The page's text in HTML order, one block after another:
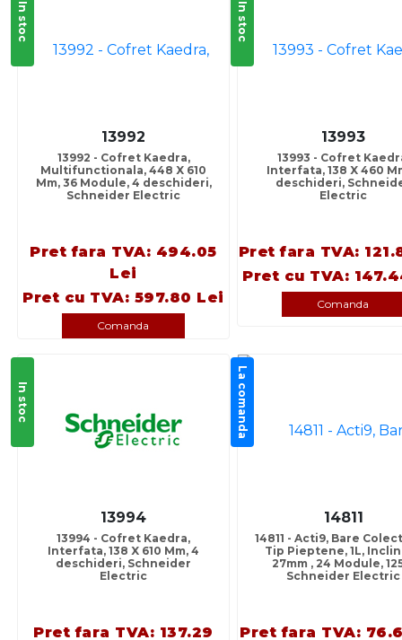
In stoc
13992
13992 - Cofret Kaedra,
Multifunctionala, 448 X 610
Mm, 36 Module, 4 deschideri,
Schneider Electric
Pret fara TVA: 494.05
Lei
Pret cu TVA: 597.80 Lei
Comanda
In stoc
13993
13993 - Cofret
Interfata, 138 X 460
deschideri,
Electric
Pret fara TVA:
Pret cu TVA:
Comanda
In stoc
13994
13994 - Cofret Kaedra,
Interfata, 138 X 610 Mm, 4
deschideri, Schneider
Electric
Pret fara TVA: 137.29
La comanda
14811
14811 - Acti9, Bare
Tip Pieptene, 1L,
27mm , 24 Module,
Schneider Electric
Pret fara TVA: